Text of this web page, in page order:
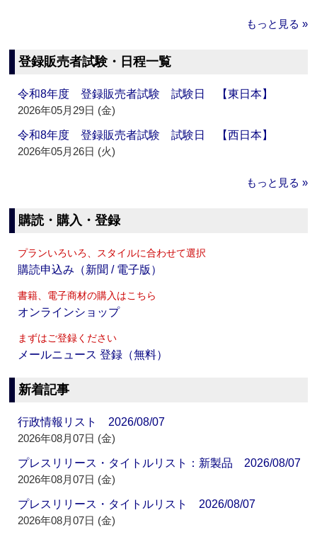
もっと見る »
登録販売者試験・日程一覧
令和8年度 登録販売者試験 試験日 【東日本】
2026年05月29日 (金)
令和8年度 登録販売者試験 試験日 【西日本】
2026年05月26日 (火)
もっと見る »
購読・購入・登録
プランいろいろ、スタイルに合わせて選択
購読申込み（新聞 / 電子版）
書籍、電子商材の購入はこちら
オンラインショップ
まずはご登録ください
メールニュース 登録（無料）
新着記事
行政情報リスト 2026/08/07
2026年08月07日 (金)
プレスリリース・タイトルリスト：新製品 2026/08/07
2026年08月07日 (金)
プレスリリース・タイトルリスト 2026/08/07
2026年08月07日 (金)